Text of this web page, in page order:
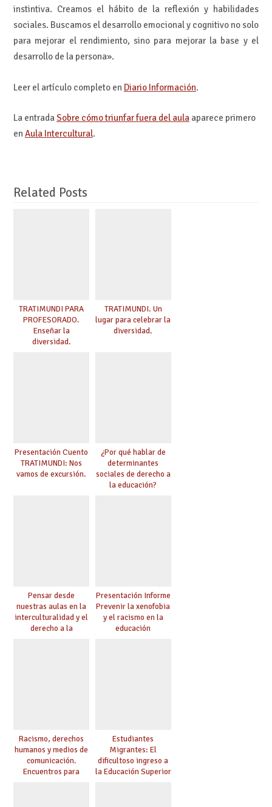
instintiva. Creamos el hábito de la reflexión y habilidades
sociales. Buscamos el desarrollo emocional y cognitivo no solo
para mejorar el rendimiento, sino para mejorar la base y el
desarrollo de la persona».
Leer el artículo completo en Diario Información.
La entradaSobre cómo triunfar fuera del aulaaparece primero
en Aula Intercultural.
Related Posts
TRATIMUNDI PARA
PROFESORADO.
Enseñar la
diversidad.
TRATIMUNDI. Un
lugar para celebrar la
diversidad.
Presentación Cuento
TRATIMUNDI: Nos
vamos de excursión.
¿Por qué hablar de
determinantes
sociales de derecho a
la educación?
Pensar desde
nuestras aulas en la
interculturalidad y el
derecho a la
Presentación Informe
Prevenir la xenofobia
y el racismo en la
educación
Racismo, derechos
humanos y medios de
comunicación.
Encuentros para
Estudiantes
Migrantes: El
dificultoso ingreso a
la Educación Superior